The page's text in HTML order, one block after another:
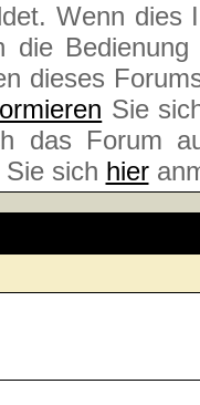
Wenn
die
dieses
Sie
das Forum
sich hier